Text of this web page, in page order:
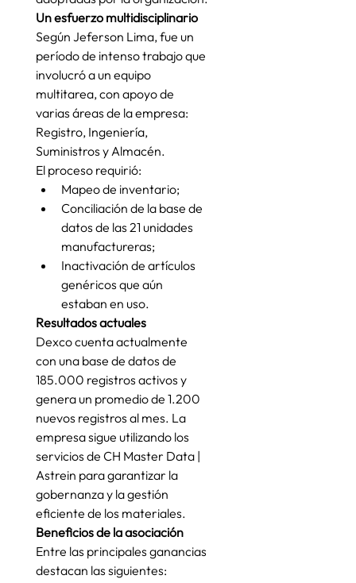
Un esfuerzo multidisciplinario
Según Jeferson Lima, fue un
período de intenso trabajo que
involucró a un equipo
multitarea, con apoyo de
varias áreas de la empresa:
Registro, Ingeniería,
Suministros y Almacén.
El proceso requirió:
Mapeo de inventario;
Conciliación de la base de
datos de las 21 unidades
manufactureras;
Inactivación de artículos
genéricos que aún
estaban en uso.
Resultados actuales
Dexco cuenta actualmente
con una base de datos de
185.000 registros activos y
genera un promedio de 1.200
nuevos registros al mes. La
empresa sigue utilizando los
servicios de CH Master Data |
Astrein para garantizar la
gobernanza y la gestión
eficiente de los materiales.
Beneficios de la asociación
Entre las principales ganancias
destacan las siguientes: